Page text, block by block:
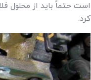
است حتماً باید از محلول
کرد.